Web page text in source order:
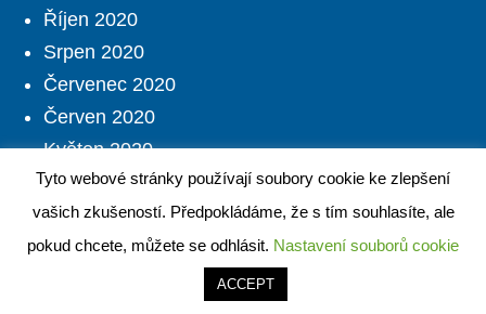
Říjen 2020
Srpen 2020
Červenec 2020
Červen 2020
Květen 2020
Duben 2020
Březen 2020
Tyto webové stránky používají soubory cookie ke zlepšení
vašich zkušeností. Předpokládáme, že s tím souhlasíte, ale
pokud chcete, můžete se odhlásit. Nastavení souborů cookie
ACCEPT